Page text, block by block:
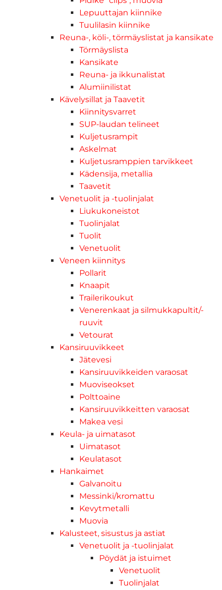
Lepuuttajan kiinnike
Tuulilasin kiinnike
Reuna-, köli-, törmäyslistat ja kansikate
Törmäyslista
Kansikate
Reuna- ja ikkunalistat
Alumiinilistat
Kävelysillat ja Taavetit
Kiinnitysvarret
SUP-laudan telineet
Kuljetusrampit
Askelmat
Kuljetusramppien tarvikkeet
Kädensija, metallia
Taavetit
Venetuolit ja -tuolinjalat
Liukukoneistot
Tuolinjalat
Tuolit
Venetuolit
Veneen kiinnitys
Pollarit
Knaapit
Trailerikoukut
Venerenkaat ja silmukkapultit/-
ruuvit
Vetourat
Kansiruuvikkeet
Jätevesi
Kansiruuvikkeiden varaosat
Muoviseokset
Polttoaine
Kansiruuvikkeitten varaosat
Makea vesi
Keula- ja uimatasot
Uimatasot
Keulatasot
Hankaimet
Galvanoitu
Messinki/kromattu
Kevytmetalli
Muovia
Kalusteet, sisustus ja astiat
Venetuolit ja -tuolinjalat
Pöydät ja istuimet
Venetuolit
Tuolinjalat